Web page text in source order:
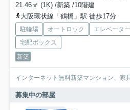
21.46㎡ (1K) /新築 /10階建
大阪環状線「鶴橋」駅 徒歩17分
駐輪場 オートロック エレベーター
宅配ボックス
新築
インターネット無料新築マンション、家
募集中の部屋